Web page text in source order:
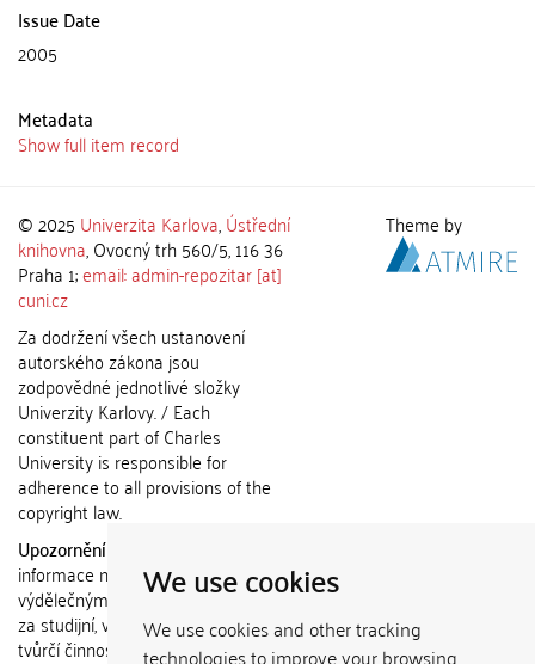
We use cookies
We use cookies and other tracking
technologies to improve your browsing
Issue Date
2005
Metadata
Show full item record
© 2025 Univerzita Karlova,Ústřední
knihovna, Ovocný trh 560/5, 116 36
Praha 1;email: admin-repozitar [at]
cuni.cz
Za dodržení všech ustanovení
autorského zákona jsou
zodpovědné jednotlivé složky
Univerzity Karlovy. / Each
constituent part of Charles
University is responsible for
adherence to all provisions of the
copyright law.
Upozornění / Notice:
informace nemohou být použity k
výdělečným účelům nebo vydávány
za studijní, vědeckou nebo jinou
tvůrčí činnost jiné osoby než autora.
Theme by